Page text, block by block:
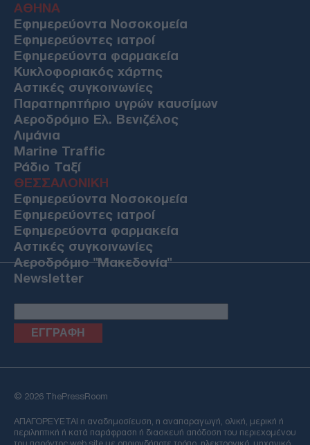
ΑΘΗΝΑ
Εφημερεύοντα Νοσοκομεία
Εφημερεύοντες ιατροί
Εφημερεύοντα φαρμακεία
Κυκλοφοριακός χάρτης
Αστικές συγκοινωνίες
Παρατηρητήριο υγρών καυσίμων
Αεροδρόμιο Ελ. Βενιζέλος
Λιμάνια
Marine Traffic
Ράδιο Ταξί
ΘΕΣΣΑΛΟΝΙΚΗ
Εφημερεύοντα Νοσοκομεία
Εφημερεύοντες ιατροί
Εφημερεύοντα φαρμακεία
Αστικές συγκοινωνίες
Αεροδρόμιο "Μακεδονία"
Newsletter
Email
© 2026 ThePressRoom
ΑΠΑΓΟΡΕΥΕΤΑΙ η αναδημοσίευση, η αναπαραγωγή, ολική, μερική ή
περιληπτική ή κατά παράφραση ή διασκευή απόδοση του περιεχομένου